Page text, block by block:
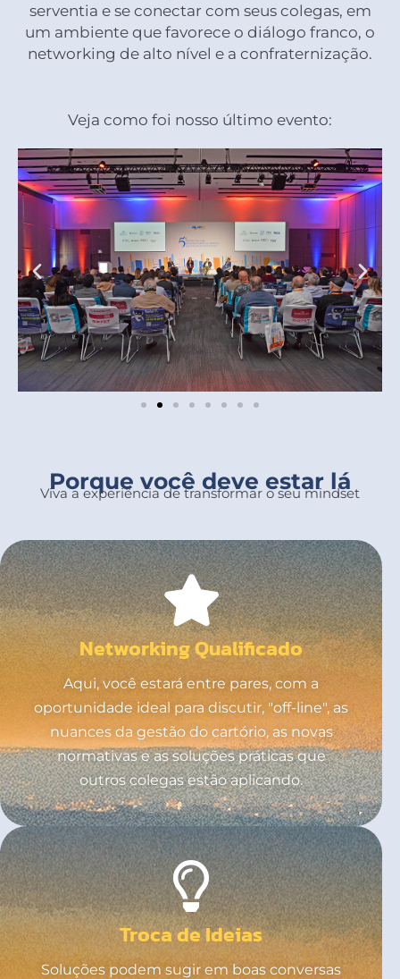
serventia e se conectar com seus colegas, em
um ambiente que favorece o diálogo franco, o
networking de alto nível e a confraternização.
Veja como foi nosso último evento:
Porque você deve estar lá
Viva a experiência de transformar o seu mindset
Networking Qualificado
Aqui, você estará entre pares, com a
oportunidade ideal para discutir, "off-line", as
nuances da gestão do cartório, as novas
normativas e as soluções práticas que
outros colegas estão aplicando.
Troca de Ideias
Soluções podem sugir em boas conversas